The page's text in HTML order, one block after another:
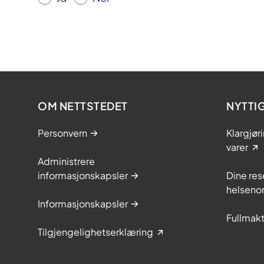
OM NETTSTEDET
Personvern
Administrere
informasjonskapsler
Informasjonskapsler
Tilgjengelighetserklæring
varer
Dine